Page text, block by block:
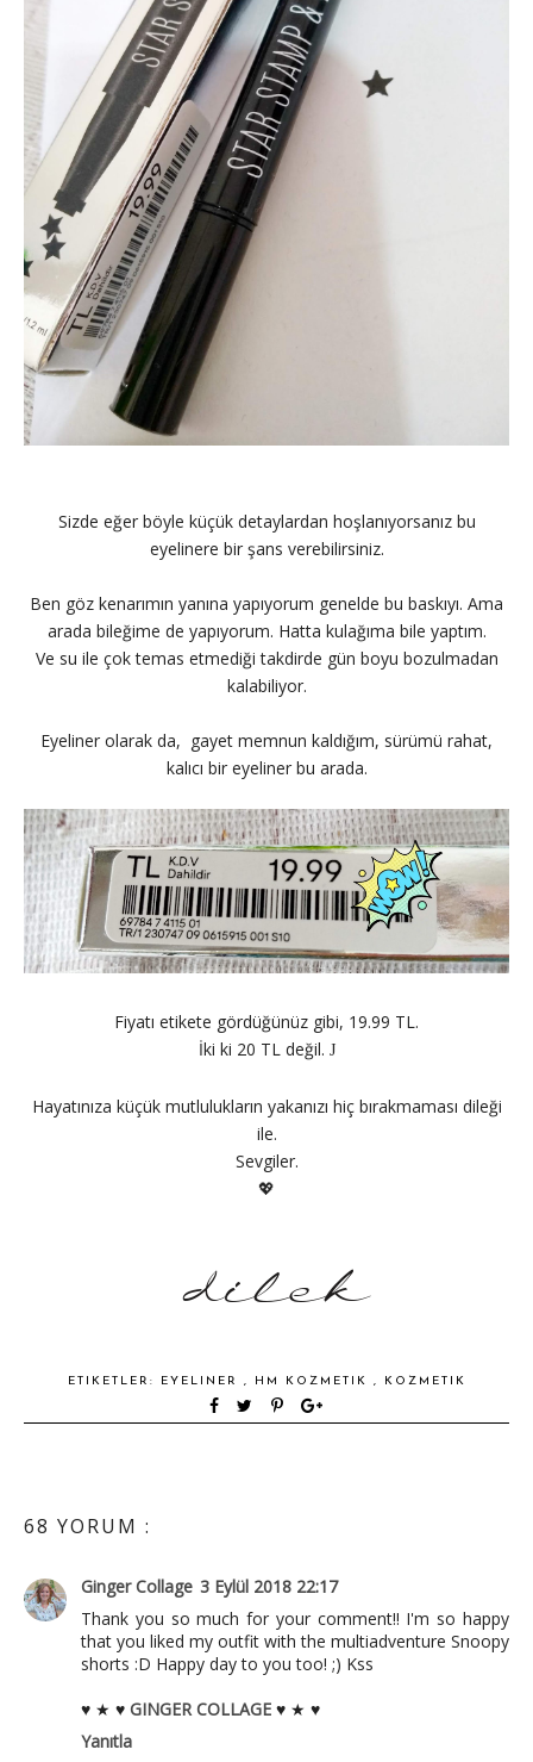
Sizde eğer böyle küçük detaylardan hoşlanıyorsanız bu
eyelinere bir şans verebilirsiniz.
Ben göz kenarımın yanına yapıyorum genelde bu baskıyı. Ama
arada bileğime de yapıyorum. Hatta kulağıma bile yaptım.
Ve su ile çok temas etmediği takdirde gün boyu bozulmadan
kalabiliyor.
Eyeliner olarak da, gayet memnun kaldığım, sürümü rahat,
kalıcı bir eyeliner bu arada.
Fiyatı etikete gördüğünüz gibi, 19.99 TL.
İki ki 20 TL değil. J
Hayatınıza küçük mutlulukların yakanızı hiç bırakmaması dileği
ile.
Sevgiler.
💖
ETIKETLER: EYELINER , HM KOZMETIK , KOZMETIK
68 YORUM :
Ginger Collage 3 Eylül 2018 22:17
Thank you so much for your comment!! I'm so happy
that you liked my outfit with the multiadventure Snoopy
shorts :D Happy day to you too! ;) Kss
♥ ★ ♥ GINGER COLLAGE ♥ ★ ♥
Yanıtla